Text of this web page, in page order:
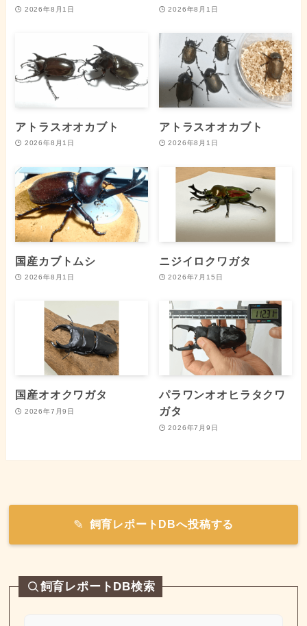
2026年8月1日 2026年8月1日
アトラスオオカブト
2026年8月1日
アトラスオオカブト
2026年8月1日
国産カブトムシ
2026年8月1日
ニジイロクワガタ
2026年7月15日
国産オオクワガタ
2026年7月9日
パラワンオオヒラタクワ
ガタ
2026年7月9日
飼育レポートDBへ投稿する
飼育レポートDB検索